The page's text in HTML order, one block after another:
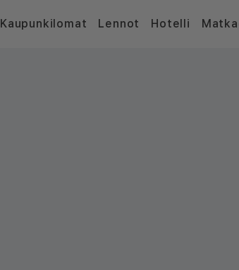
Kaupunkilomat Lennot Hotelli